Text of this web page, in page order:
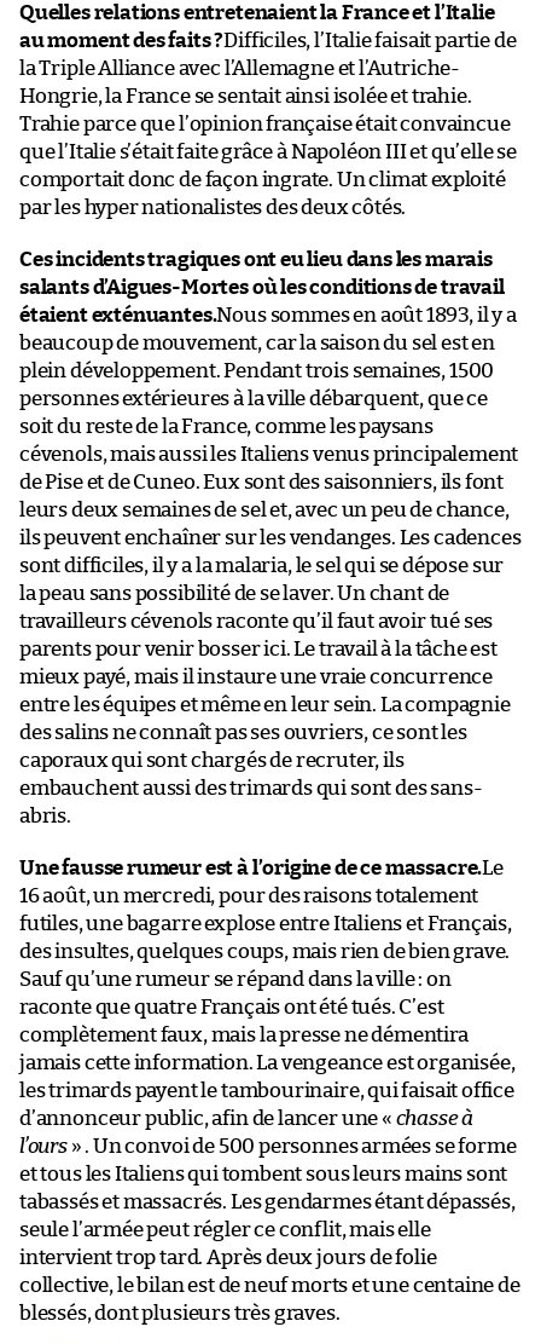
Quelles relations entretenaient la France et l’Italie
au moment des faits ?Difficiles, l’Italie faisait partie de
la Triple Alliance avec l’Allemagne et l’Autriche-
Hongrie, la France se sentait ainsi isolée et trahie.
Trahie parce que l’opinion française était convaincue
que l’Italie s’était faite grâce à Napoléon III et qu’elle se
comportait donc de façon ingrate. Un climat exploité
par les hyper nationalistes des deux côtés.
Ces incidents tragiques ont eu lieu dans les marais
salants d’Aigues-Mortes où les conditions de travail
étaient exténuantes.Nous sommes en août 1893, il y a
beaucoup de mouvement, car la saison du sel est en
plein développement. Pendant trois semaines, 1500
personnes extérieures à la ville débarquent, que ce
soit du reste de la France, comme les paysans
cévenols, mais aussi les Italiens venus principalement
de Pise et de Cuneo. Eux sont des saisonniers, ils font
leurs deux semaines de sel et, avec un peu de chance,
ils peuvent enchaîner sur les vendanges. Les cadences
sont difficiles, il y a la malaria, le sel qui se dépose sur
la peau sans possibilité de se laver. Un chant de
travailleurs cévenols raconte qu’il faut avoir tué ses
parents pour venir bosser ici. Le travail à la tâche est
mieux payé, mais il instaure une vraie concurrence
entre les équipes et même en leur sein. La compagnie
des salins ne connaît pas ses ouvriers, ce sont les
caporaux qui sont chargés de recruter, ils
embauchent aussi des trimards qui sont des sans-
abris.
Une fausse rumeur est à l’origine de ce massacre.Le
16 août, un mercredi, pour des raisons totalement
futiles, une bagarre explose entre Italiens et Français,
des insultes, quelques coups, mais rien de bien grave.
Sauf qu’une rumeur se répand dans la ville : on
raconte que quatre Français ont été tués. C’est
complètement faux, mais la presse ne démentira
jamais cette information. La vengeance est organisée,
les trimards payent le tambourinaire, qui faisait office
d’annonceur public, afin de lancer une « chasse à
l’ours» . Un convoi de 500 personnes armées se forme
et tous les Italiens qui tombent sous leurs mains sont
tabassés et massacrés. Les gendarmes étant dépassés,
seule l’armée peut régler ce conflit, mais elle
intervient trop tard. Après deux jours de folie
collective, le bilan est de neuf morts et une centaine de
blessés, dont plusieurs très graves.